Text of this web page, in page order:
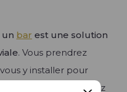
un bar est une solution
. Vous prendrez
y installer pour
quelque chose. Notez